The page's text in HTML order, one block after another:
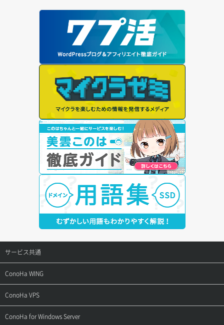
サービス共通
サポートトップ
ご契約・お支払い
ConoHa WING
サポートトップ
ご利用ガイド
ConoHa VPS
サポートトップ
ConoHa for Windows Server